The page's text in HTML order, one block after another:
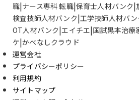
職 ナース専科 転職 保育士人材バンク
検査技師人材バンク 工学技師人材バン
OT人材バンク エイチエ 国試黒本治療
ケ かべなしクラウド
運営会社
プライバシーポリシー
利用規約
サイトマップ